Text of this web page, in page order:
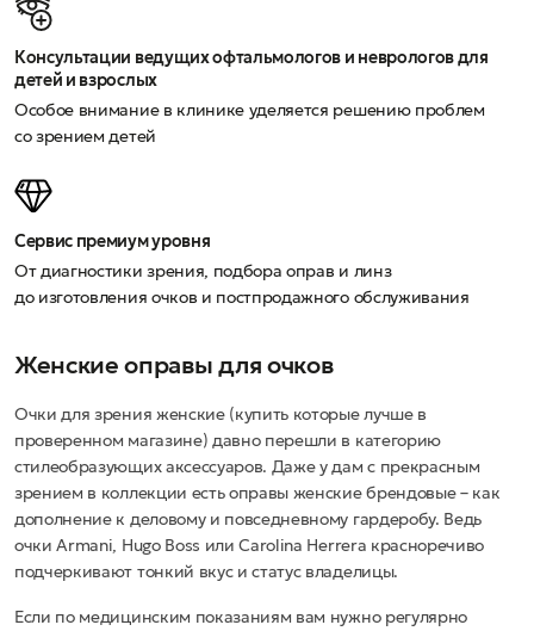
Консультации ведущих офтальмологов и неврологов для
детей и взрослых
Особое внимание в клинике уделяется решению проблем
со зрением детей
Сервис премиум уровня
От диагностики зрения, подбора оправ и линз
до изготовления очков и постпродажного обслуживания
Женские оправы для очков
Очки для зрения женские (купить которые лучше в
проверенном магазине) давно перешли в категорию
стилеобразующих аксессуаров. Даже у дам с прекрасным
зрением в коллекции есть оправы женские брендовые – как
дополнение к деловому и повседневному гардеробу. Ведь
очки Armani, Hugo Boss или Carolina Herrera красноречиво
подчеркивают тонкий вкус и статус владелицы.
Если по медицинским показаниям вам нужно регулярно